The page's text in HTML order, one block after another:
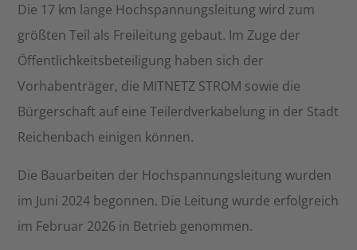
Die 17 km lange Hochspannungsleitung wird zum
größten Teil als Freileitung gebaut. Im Zuge der
Öffentlichkeitsbeteiligung haben sich der
Vorhabenträger, die MITNETZ STROM sowie die
Bürgerschaft auf eine Teilerdverkabelung in der Stadt
Reichenbach einigen können.
Die Bauarbeiten der Hochspannungsleitung wurden
im Juni 2024 begonnen. Die Leitung wurde erfolgreich
im Februar 2026 in Betrieb genommen.